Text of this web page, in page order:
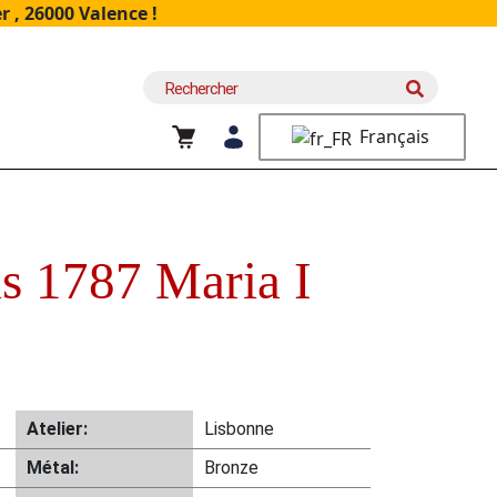
26000 Valence !
Recherche
Français
1787 Maria I
Atelier:
Lisbonne
Métal:
Bronze